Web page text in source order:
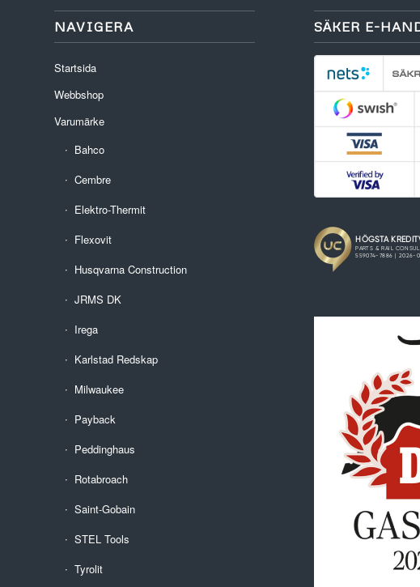
NAVIGERA
Startsida
Webbshop
Varumärke
Bahco
Cembre
Elektro-Thermit
Flexovit
Husqvarna Construction
JRMS DK
Irega
Karlstad Redskap
Milwaukee
Payback
Peddinghaus
Rotabroach
Saint-Gobain
STEL Tools
Tyrolit
SÄKER E-